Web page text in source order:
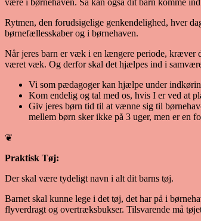
Rytmen, den forudsigelige genkendelighed, hver
børnefællesskaber og i børnehaven.
Når jeres barn er væk i en længere periode, kræver
været væk. Og derfor skal det hjælpes ind i
Vi som pædagoger kan hjælpe under
Kom endelig og tal med os, hvis I er ved at
Giv jeres børn tid til at vænne sig til
mellem børn sker ikke på 3 uger, men er en
❦
Praktisk Tøj:
Der skal være tydeligt navn i alt dit barns tøj.
Barnet skal kunne lege i det tøj, det har på i
flyverdragt og overtræksbukser. Tilsvarende må